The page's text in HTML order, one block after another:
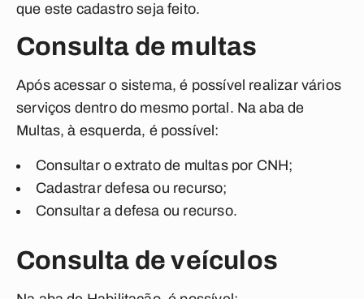
que este cadastro seja feito.
Consulta de multas
Após acessar o sistema, é possível realizar vários
serviços dentro do mesmo portal. Na aba de
Multas, à esquerda, é possível:
Consultar o extrato de multas por CNH;
Cadastrar defesa ou recurso;
Consultar a defesa ou recurso.
Consulta de veículos